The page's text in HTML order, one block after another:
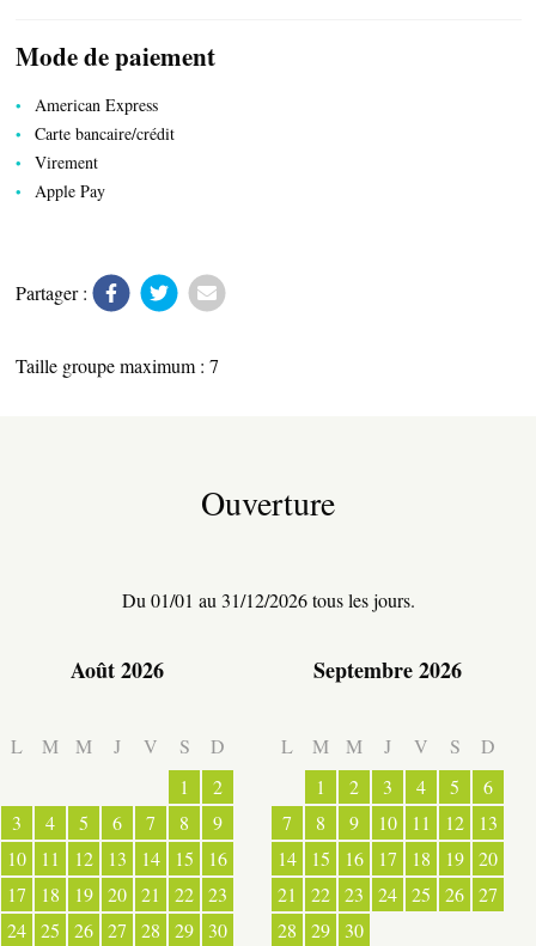
ACTIVITÉS
SERVICES PUBLICS
Mode de paiement
American Express
Carte bancaire/crédit
Virement
Apple Pay
Partager :
Taille groupe maximum : 7
Ouverture
Du 01/01 au 31/12/2026 tous les jours.
Août 2026
L M M J V S
D
1
2
3
4 5 6 7 8
9
10
11 12 13 14 15
16
17
18 19 20 21 22 23
24 25 26 27 28 29
30
Septembre 2026
L M M J V S
D
1
2 3 4 5
6
7
8 9 10 11 12
13
14
15 16 17 18 19 20
21
22 23 24 25 26 27
28
29 30